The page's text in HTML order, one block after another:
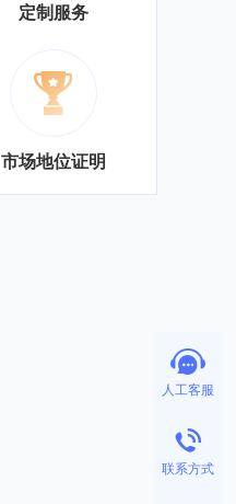
定制服务
市场地位证明
人工客服
联系方式